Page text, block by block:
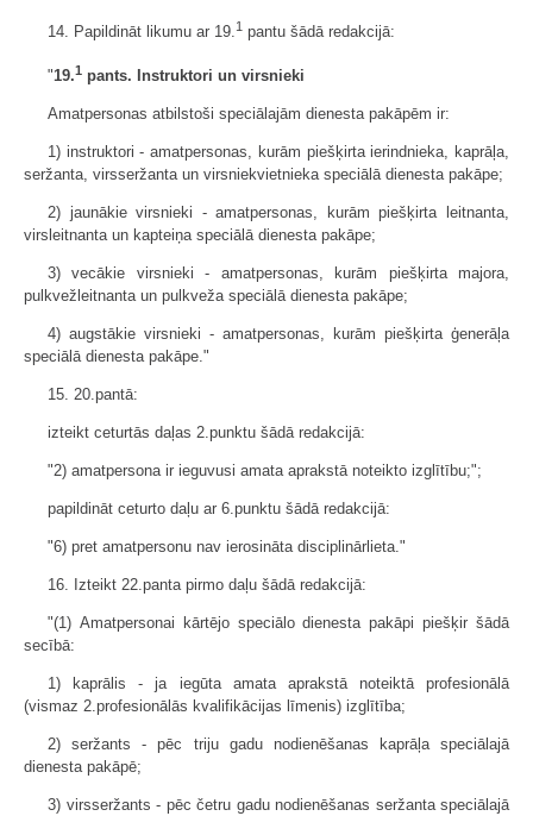
14. Papildināt likumu ar 19.1 pantu šādā redakcijā:
"19.1 pants. Instruktori un virsnieki
Amatpersonas atbilstoši speciālajām dienesta pakāpēm ir:
1) instruktori - amatpersonas, kurām piešķirta ierindnieka, kaprāļa,
seržanta, virsseržanta un virsniekvietnieka speciālā dienesta pakāpe;
2) jaunākie virsnieki - amatpersonas, kurām piešķirta leitnanta,
virsleitnanta un kapteiņa speciālā dienesta pakāpe;
3) vecākie virsnieki - amatpersonas, kurām piešķirta majora,
pulkvežleitnanta un pulkveža speciālā dienesta pakāpe;
4) augstākie virsnieki - amatpersonas, kurām piešķirta ģenerāļa
speciālā dienesta pakāpe."
15. 20.pantā:
izteikt ceturtās daļas 2.punktu šādā redakcijā:
"2) amatpersona ir ieguvusi amata aprakstā noteikto izglītību;";
papildināt ceturto daļu ar 6.punktu šādā redakcijā:
"6) pret amatpersonu nav ierosināta disciplinārlieta."
16. Izteikt 22.panta pirmo daļu šādā redakcijā:
"(1) Amatpersonai kārtējo speciālo dienesta pakāpi piešķir šādā
secībā:
1) kaprālis - ja iegūta amata aprakstā noteiktā profesionālā
(vismaz 2.profesionālās kvalifikācijas līmenis) izglītība;
2) seržants - pēc triju gadu nodienēšanas kaprāļa speciālajā
dienesta pakāpē;
3) virsseržants - pēc četru gadu nodienēšanas seržanta speciālajā